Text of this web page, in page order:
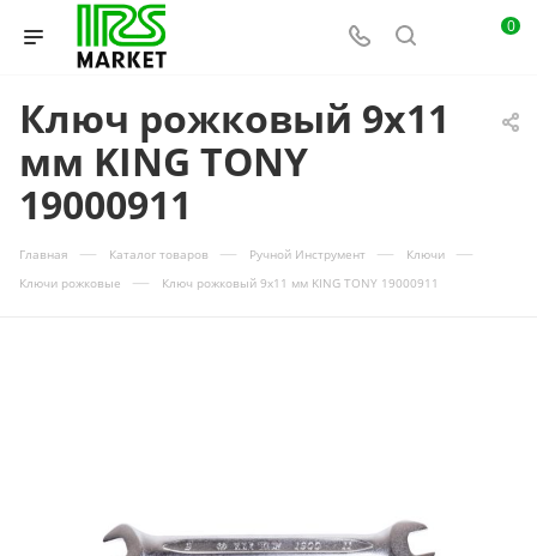
0
Ключ рожковый 9x11
мм KING TONY
19000911
Главная — Каталог товаров — Ручной Инструмент — Ключи —
Ключи рожковые — Ключ рожковый 9x11 мм KING TONY 19000911